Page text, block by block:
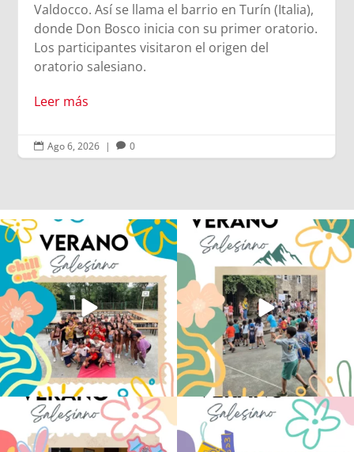
(Italia),
oratorio.

Los alumnos de 6º de Primaria, 1º y 2º
de la ESO...
146 2
La diversión y la alegría también se han
sentido...
95 0
No hay verano sin que sea Salesiano ❤️
💫 en Luz 4
...
0
viviendo la alegría en el campamento
...
2